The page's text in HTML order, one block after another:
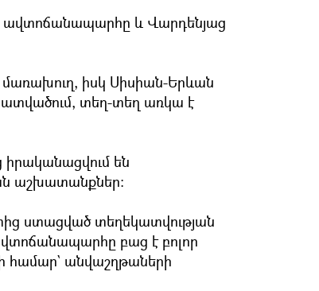
և Վարդենյաց
մառախուղ, իսկ Սիսիան-Երևան
տեղ-տեղ առկա է
են
աշխատանքներ:
ստացված տեղեկատվության
բաց է բոլոր
համար` անվաշղթաների